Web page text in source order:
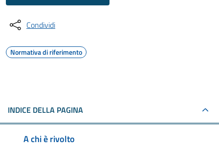
Condividi
Normativa di riferimento
INDICE DELLA PAGINA
A chi è rivolto